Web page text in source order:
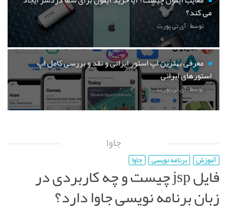
می کند؟
توسط : آی تی پورت
معرفی بهترین اپ استور ایرانی و نقد و بررسی کامل اپ
استورهای ایرانی
توسط : آی تی پورت
جاوا
آموزش برنامه نویسی جاوا
فایل jsp چیست و چه کاربردی در
زبان برنامه نویسی جاوا دارد؟